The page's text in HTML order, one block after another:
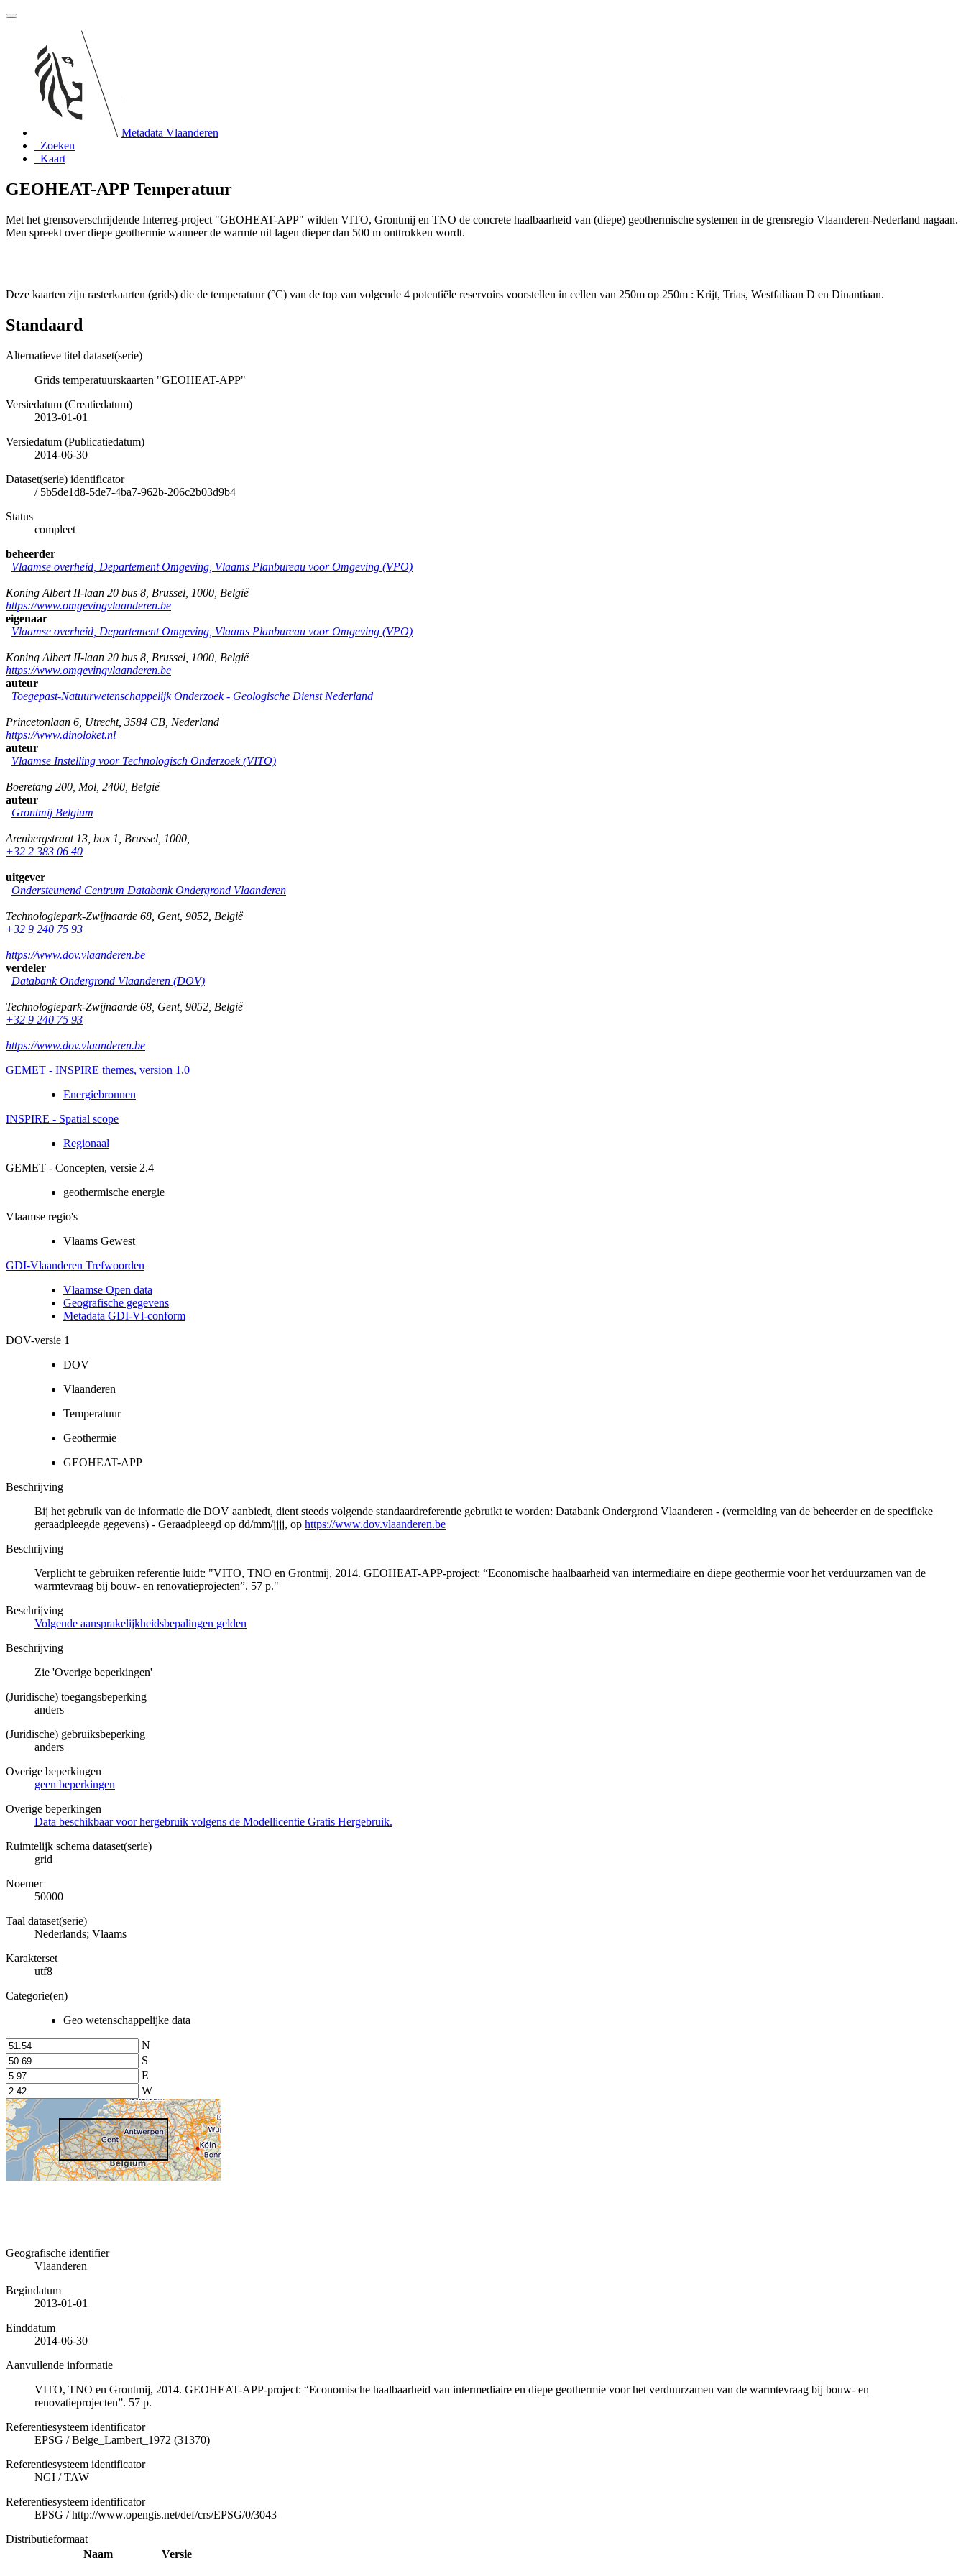
Metadata Vlaanderen
Zoeken
Kaart
GEOHEAT-APP Temperatuur
Met het grensoverschrijdende Interreg-project "GEOHEAT-APP" wilden VITO, Grontmij en TNO de concrete haalbaarheid van (diepe) geothermische systemen in de grensregio Vlaanderen-Nederland nagaan.
Men spreekt over diepe geothermie wanneer de warmte uit lagen dieper dan 500 m onttrokken wordt.
Deze kaarten zijn rasterkaarten (grids) die de temperatuur (°C) van de top van volgende 4 potentiële reservoirs voorstellen in cellen van 250m op 250m : Krijt, Trias, Westfaliaan D en Dinantiaan.
Standaard
Alternatieve titel dataset(serie)
Grids temperatuurskaarten "GEOHEAT-APP"
Versiedatum (Creatiedatum)
2013-01-01
Versiedatum (Publicatiedatum)
2014-06-30
Dataset(serie) identificator
/ 5b5de1d8-5de7-4ba7-962b-206c2b03d9b4
Status
compleet
beheerder
Vlaamse overheid, Departement Omgeving, Vlaams Planbureau voor Omgeving (VPO)
Koning Albert II-laan 20 bus 8 Brussel 1000 België
https://www.omgevingvlaanderen.be
eigenaar
Vlaamse overheid, Departement Omgeving, Vlaams Planbureau voor Omgeving (VPO)
Koning Albert II-laan 20 bus 8 Brussel 1000 België
https://www.omgevingvlaanderen.be
auteur
Toegepast-Natuurwetenschappelijk Onderzoek - Geologische Dienst Nederland
Princetonlaan 6 Utrecht, 3584 CB Nederland
https://www.dinoloket.nl
auteur
Vlaamse Instelling voor Technologisch Onderzoek (VITO)
Boeretang 200 Mol 2400 België
auteur
Grontmij Belgium
Arenbergstraat 13, box 1 Brussel 1000
+32 2 383 06 40
uitgever
Ondersteunend Centrum Databank Ondergrond Vlaanderen
Technologiepark-Zwijnaarde 68 Gent, 9052 België
+32 9 240 75 93
https://www.dov.vlaanderen.be
verdeler
Databank Ondergrond Vlaanderen (DOV)
Technologiepark-Zwijnaarde 68 Gent, 9052 België
+32 9 240 75 93
https://www.dov.vlaanderen.be
GEMET - INSPIRE themes, version 1.0
Energiebronnen
INSPIRE - Spatial scope
Regionaal
GEMET - Concepten, versie 2.4
geothermische energie
Vlaamse regio's
Vlaams Gewest
GDI-Vlaanderen Trefwoorden
Vlaamse Open data
Geografische gegevens
Metadata GDI-Vl-conform
DOV-versie 1
DOV
Vlaanderen
Temperatuur
Geothermie
GEOHEAT-APP
Beschrijving
Bij het gebruik van de informatie die DOV aanbiedt, dient steeds volgende standaardreferentie gebruikt te worden: Databank Ondergrond Vlaanderen - (vermelding van de beheerder en de specifieke
geraadpleegde gegevens) - Geraadpleegd op dd/mm/jjjj, op https://www.dov.vlaanderen.be
Beschrijving
Verplicht te gebruiken referentie luidt: "VITO, TNO en Grontmij, 2014. GEOHEAT-APP-project: “Economische haalbaarheid van intermediaire en diepe geothermie voor het verduurzamen van de
warmtevraag bij bouw- en renovatieprojecten”. 57 p."
Beschrijving
Volgende aansprakelijkheidsbepalingen gelden
Beschrijving
Zie 'Overige beperkingen'
(Juridische) toegangsbeperking
anders
(Juridische) gebruiksbeperking
anders
Overige beperkingen
geen beperkingen
Overige beperkingen
Data beschikbaar voor hergebruik volgens de Modellicentie Gratis Hergebruik.
Ruimtelijk schema dataset(serie)
grid
Noemer
50000
Taal dataset(serie)
Nederlands; Vlaams
Karakterset
utf8
Categorie(en)
Geo wetenschappelijke data
N
S
E
W
Geografische identifier
Vlaanderen
Begindatum
2013-01-01
Einddatum
2014-06-30
Aanvullende informatie
VITO, TNO en Grontmij, 2014. GEOHEAT-APP-project: “Economische haalbaarheid van intermediaire en diepe geothermie voor het verduurzamen van de warmtevraag bij bouw- en
renovatieprojecten”. 57 p.
Referentiesysteem identificator
EPSG /Belge_Lambert_1972 (31370)
Referentiesysteem identificator
NGI /TAW
Referentiesysteem identificator
EPSG /http://www.opengis.net/def/crs/EPSG/0/3043
Distributieformaat
Naam
Versie